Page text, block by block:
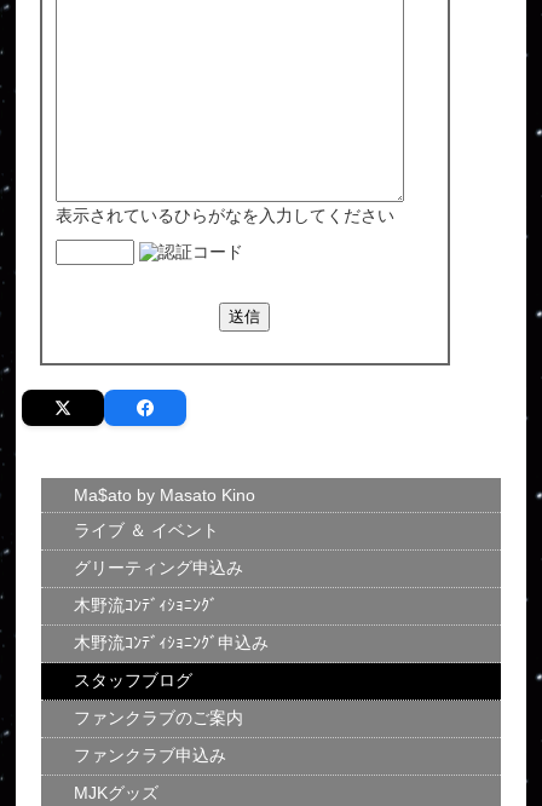
表示されているひらがなを入力してください
Ma$ato by Masato Kino
ライブ ＆ イベント
グリーティング申込み
木野流ｺﾝﾃﾞｨｼｮﾆﾝｸﾞ
木野流ｺﾝﾃﾞｨｼｮﾆﾝｸﾞ申込み
スタッフブログ
ファンクラブのご案内
ファンクラブ申込み
MJKグッズ